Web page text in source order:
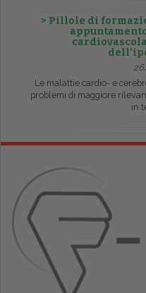
> Pillole di
Le malattie cardio- e
problemi di maggiore
in